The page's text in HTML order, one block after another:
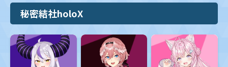
秘密結社holoX